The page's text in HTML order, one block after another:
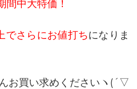
中大特価！
でさらにお値打ちになりま
お買い求めくださいヽ(´▽